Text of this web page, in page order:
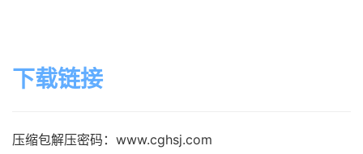
下载链接
压缩包解压密码：www.cghsj.com